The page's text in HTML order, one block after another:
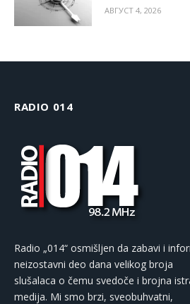
АВГУСТ 4, 2026
RADIO 014
Radio „014“ osmišljen da zabavi i
neizostavni deo dana velikog broja
slušalaca o čemu svedoče i brojna
medija. Mi smo brzi, sveobuhvatni,